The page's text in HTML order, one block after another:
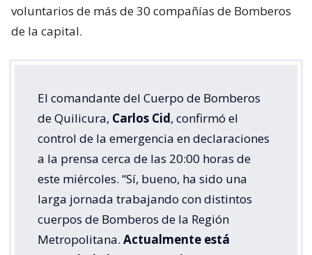
voluntarios de más de 30 compañías de Bomberos
de la capital.
El comandante del Cuerpo de Bomberos
de Quilicura, Carlos Cid, confirmó el
control de la emergencia en declaraciones
a la prensa cerca de las 20:00 horas de
este miércoles. “Sí, bueno, ha sido una
larga jornada trabajando con distintos
cuerpos de Bomberos de la Región
Metropolitana. Actualmente está